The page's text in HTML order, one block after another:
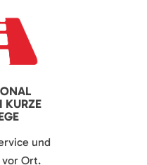
KURZE
und
Ort.